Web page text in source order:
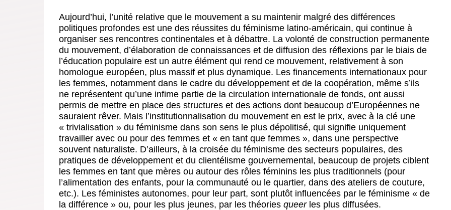
Aujourd’hui, l’unité relative que le mouvement a su maintenir malgré des différences
politiques profondes est une des réussites du féminisme latino-américain, qui continue à
organiser ses rencontres continentales et à débattre. La volonté de construction permanente
du mouvement, d’élaboration de connaissances et de diffusion des réflexions par le biais de
l’éducation populaire est un autre élément qui rend ce mouvement, relativement à son
homologue européen, plus massif et plus dynamique. Les financements internationaux pour
les femmes, notamment dans le cadre du développement et de la coopération, même s’ils
ne représentent qu’une infime partie de la circulation internationale de fonds, ont aussi
permis de mettre en place des structures et des actions dont beaucoup d’Européennes ne
sauraient rêver. Mais l’institutionnalisation du mouvement en est le prix, avec à la clé une
« trivialisation » du féminisme dans son sens le plus dépolitisé, qui signifie uniquement
travailler avec ou pour des femmes et « en tant que femmes », dans une perspective
souvent naturaliste. D’ailleurs, à la croisée du féminisme des secteurs populaires, des
pratiques de développement et du clientélisme gouvernemental, beaucoup de projets ciblent
les femmes en tant que mères ou autour des rôles féminins les plus traditionnels (pour
l’alimentation des enfants, pour la communauté ou le quartier, dans des ateliers de couture,
etc.). Les féministes autonomes, pour leur part, sont plutôt influencées par le féminisme « de
la différence » ou, pour les plus jeunes, par les théories queerles plus diffusées.